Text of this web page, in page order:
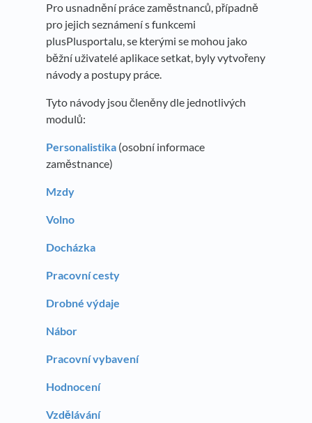
Pro usnadnění práce zaměstnanců, případně
pro jejich seznámení s funkcemi
plusPlusportalu, se kterými se mohou jako
běžní uživatelé aplikace setkat, byly vytvořeny
návody a postupy práce.
Tyto návody jsou členěny dle jednotlivých
modulů:
Personalistika (osobní informace
zaměstnance)
Mzdy
Volno
Docházka
Pracovní cesty
Drobné výdaje
Nábor
Pracovní vybavení
Hodnocení
Vzdělávání